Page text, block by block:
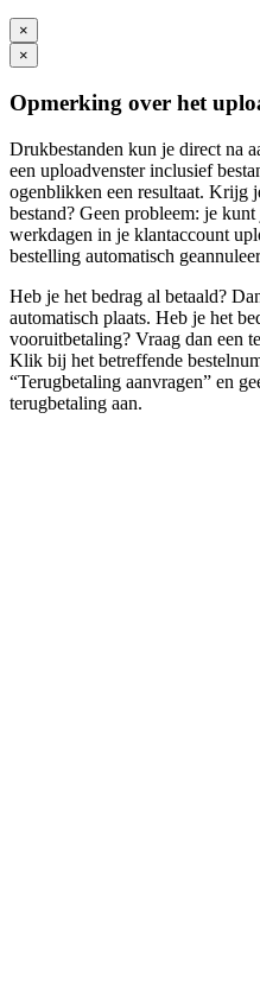
×
×
Opmerking over het
Drukbestanden kun je direct na
een uploadvenster inclusief
ogenblikken een resultaat. Krijg
bestand? Geen probleem: je
werkdagen in je klantaccount
bestelling automatisch
Heb je het bedrag al betaald?
automatisch plaats. Heb je het
vooruitbetaling? Vraag dan een
Klik bij het betreffende
“Terugbetaling aanvragen” en
terugbetaling aan.